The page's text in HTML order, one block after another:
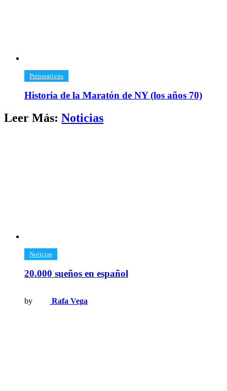
​Preparativos
Historia de la Maratón de NY (los años 70)
Leer Más: Noticias
Noticias
20.000 sueños en español
by Rafa Vega